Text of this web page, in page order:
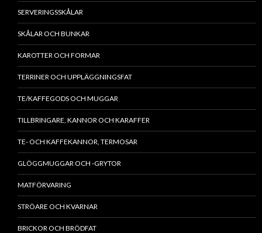
SERVERINGSSKÅLAR
SKÅLAR OCH BUNKAR
KAROTTER OCH FORMAR
TERRINER OCH UPPLÄGGNINGSFAT
TE/KAFFEGODS OCH MUGGAR
TILLBRINGARE, KANNOR OCH KARAFFER
TE- OCH KAFFEKANNOR, TERMOSAR
GLÖGGMUGGAR OCH -GRYTOR
MATFÖRVARING
STRÖARE OCH KVARNAR
BRICKOR OCH BRÖDFAT